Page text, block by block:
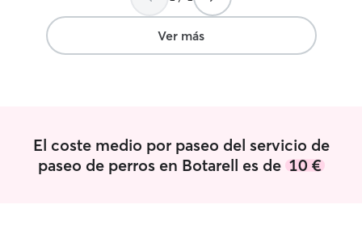
mañanas, mediodías y noches. Ya que
también trabajo como niñera por las
tardes. Pero aún así mi horario sigue
pero se sentirá más a gusto en su zona
segura, su casa.
Ver más
El coste medio por paseo del servicio de
paseo de perros en Botarell es de 10 €